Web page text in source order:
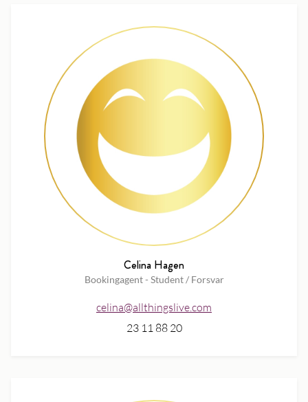
Celina Hagen
Bookingagent - Student / Forsvar
celina@allthingslive.com
23 11 88 20